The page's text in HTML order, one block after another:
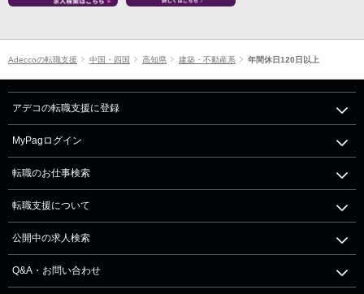
Adeccoの転職支援 中国・四国 高知県 建築・不動産系 年間休日120日以上
アデコの転職支援に登録
MyPagログイン
転職のお仕事検索
転職支援について
公開中の求人検索
Q&A・お問い合わせ